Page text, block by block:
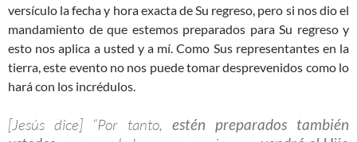
versículo la fecha y hora exacta de Su regreso, pero si nos dio el
mandamiento de que estemos preparados para Su regreso y
esto nos aplica a usted y a mí. Como Sus representantes en la
tierra, este evento no nos puede tomar desprevenidos como lo
hará con los incrédulos.
[Jesús dice] “Por tanto, estén preparados también